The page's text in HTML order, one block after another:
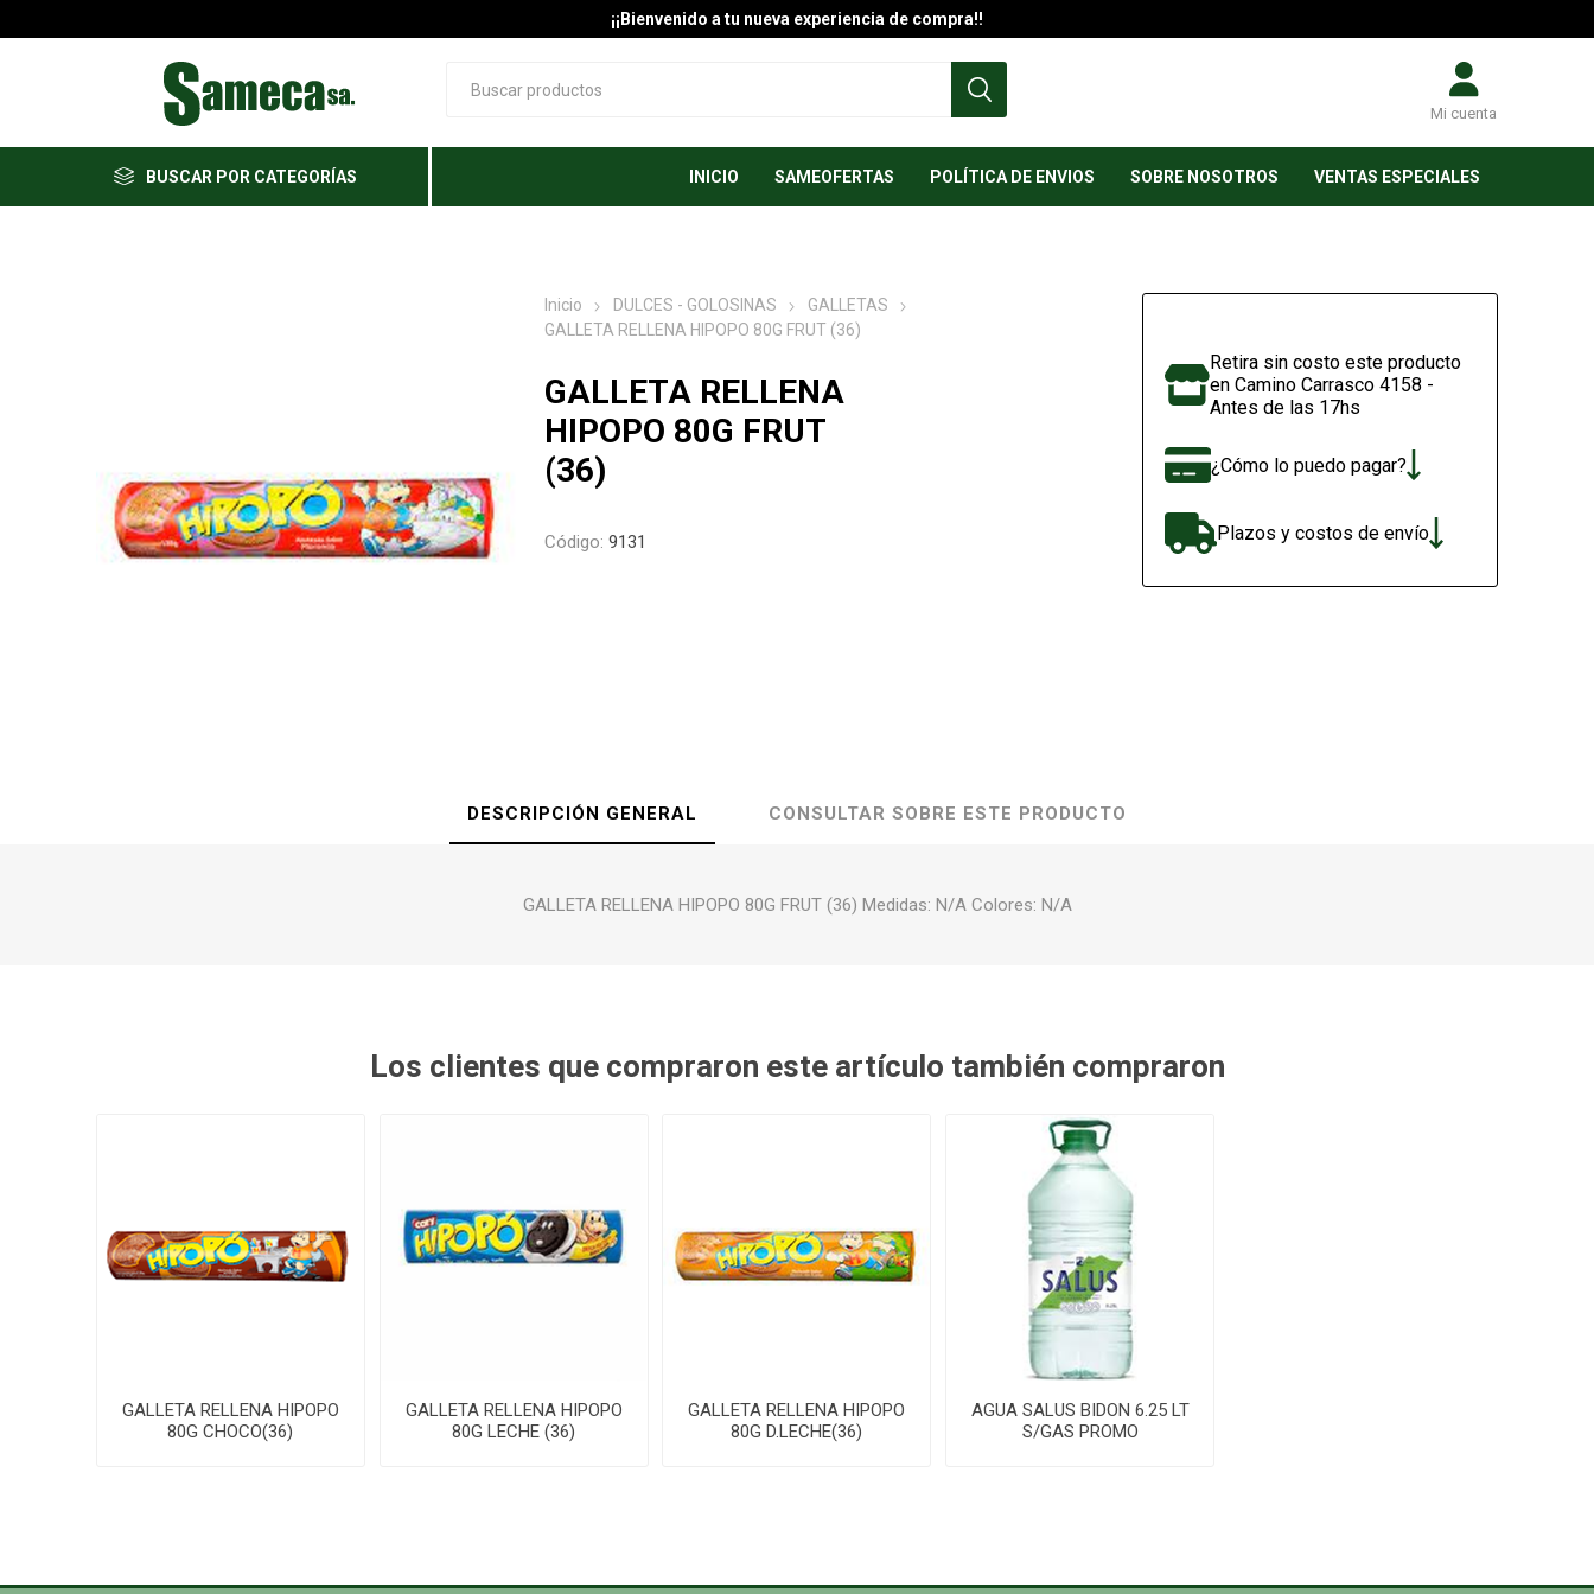
¡¡Bienvenido a tu nueva experiencia de compra!!
Mi cuenta
BUSCAR POR CATEGORÍAS INICIO SAMEOFERTAS POLÍTICA DE ENVIOS SOBRE NOSOTROS VENTAS ESPECIALES
Inicio DULCES - GOLOSINAS
GALLETAS
GALLETA RELLENA HIPOPO 80G FRUT (36)
GALLETA RELLENA
HIPOPO 80G FRUT
(36)
Código: 9131
Retira sin costo este producto
en Camino Carrasco 4158 -
Antes de las 17hs
¿Cómo lo puedo pagar?
Plazos y costos de envío
DESCRIPCIÓN GENERAL CONSULTAR SOBRE ESTE PRODUCTO
GALLETA RELLENA HIPOPO 80G FRUT (36) Medidas: N/A Colores: N/A
Los clientes que compraron este artículo también compraron
GALLETA RELLENA HIPOPO
80G CHOCO(36)
GALLETA RELLENA HIPOPO
80G LECHE (36)
GALLETA RELLENA HIPOPO
80G D.LECHE(36)
AGUA SALUS BIDON 6.25 LT
S/GAS PROMO